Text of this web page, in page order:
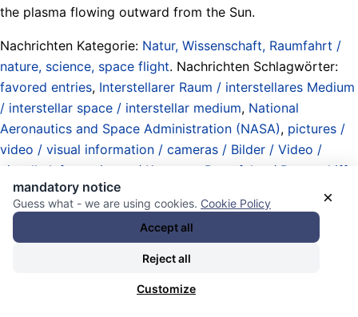
the plasma flowing outward from the Sun.
Nachrichten Kategorie: Natur, Wissenschaft, Raumfahrt /
nature, science, space flight. Nachrichten Schlagwörter:
favored entries, Interstellarer Raum / interstellares Medium
/ interstellar space / interstellar medium, National
Aeronautics and Space Administration (NASA), pictures /
video / visual information / cameras / Bilder / Video /
visuelle Informationen / Kameras
Raumfahrt / Raumschiffe
/ Raketen / Sonden / space flight / travel / rockets /
spacecrafts,solares interplanetares Magnetfeld /
Heliosphäre / solar interplanetary magnetic field /
heliosphere / heliospheric current sheet
Voyager 2 (spacecraft).
×
mandatory notice
Guess what - we are using cookies. Cookie Policy
Accept all
Reject all
Customize